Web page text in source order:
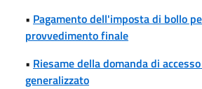
• Pagamento dell'imposta di bollo
provvedimento finale
• Riesame della domanda di
generalizzato